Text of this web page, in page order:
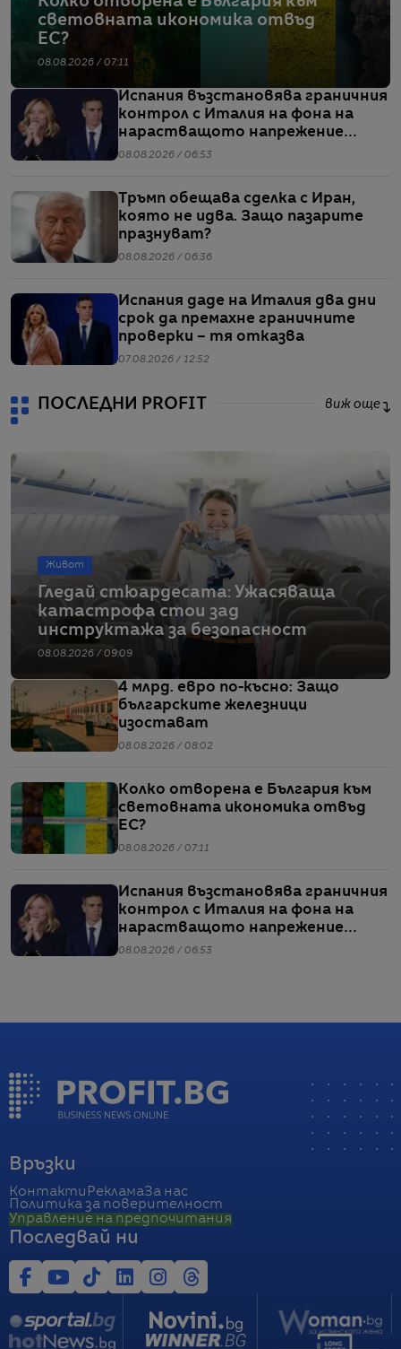
световната икономика отвъд
ЕС?
08.08.2026 / 07:11
Испания възстановява граничния
контрол с Италия на фона на
нарастващото напрежение
заради мигрантите
08.08.2026 / 06:53
Тръмп обещава сделка с Иран,
която не идва. Защо пазарите
празнуват?
08.08.2026 / 06:36
Испания даде на Италия два дни
срок да премахне граничните
проверки – тя отказва
07.08.2026 / 12:52
ПОСЛЕДНИ PROFIT виж още
Живот
Гледай стюардесата: Ужасяваща
катастрофа стои зад
инструктажа за безопасност
08.08.2026 / 09:09
4 млрд. евро по-късно: Защо
българските железници
изостават
08.08.2026 / 08:02
Колко отворена е България към
световната икономика отвъд
ЕС?
08.08.2026 / 07:11
Испания възстановява граничния
контрол с Италия на фона на
нарастващото напрежение
заради мигрантите
08.08.2026 / 06:53
Връзки
Контакти РекламаЗа нас
Политика за поверителност
Управление на предпочитания
Последвай ни